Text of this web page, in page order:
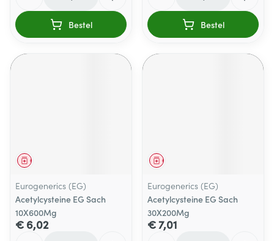
Bestel Bestel
Geneesmiddel
Eurogenerics (EG)
Acetylcysteine EG Sach
10X600Mg
€ 6,02
Geneesmiddel
Eurogenerics (EG)
Acetylcysteine EG Sach
30X200Mg
€ 7,01